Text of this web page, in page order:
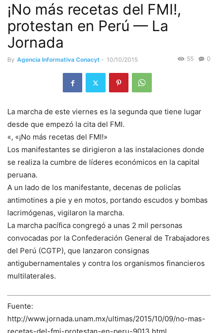
¡No más recetas del FMI!,
protestan en Perú — La
Jornada
By Agencia Informativa Conacyt - 10/10/2015 0
55
La marcha de este viernes es la segunda que tiene lugar
desde que empezó la cita del FMI.
«, «¡No más recetas del FMI!»
Los manifestantes se dirigieron a las instalaciones donde
se realiza la cumbre de líderes económicos en la capital
peruana.
A un lado de los manifestante, decenas de policías
antimotines a pie y en motos, portando escudos y bombas
lacrimógenas, vigilaron la marcha.
La marcha pacífica congregó a unas 2 mil personas
convocadas por la Confederación General de Trabajadores
del Perú (CGTP), que lanzaron consignas
antigubernamentales y contra los organismos financieros
multilaterales.
Fuente:
http://www.jornada.unam.mx/ultimas/2015/10/09/no-mas-